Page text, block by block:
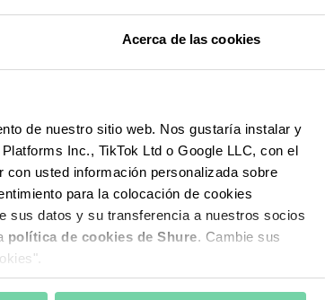
Acerca de las cookies
de nuestro sitio web. Nos gustaría instalar y
Inc., TikTok Ltd o Google LLC, con el
usted información personalizada sobre
para la colocación de cookies
sus datos y su transferencia a nuestros socios
política de cookies de Shure. Cambie sus
del
Spectrum
Ver
Política de